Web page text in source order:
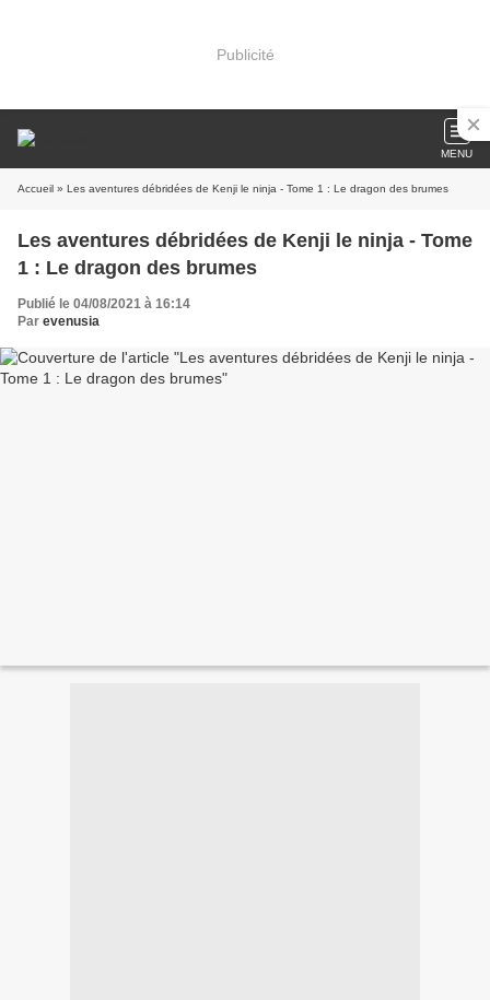
Publicité
MENU
Accueil » Les aventures débridées de Kenji le ninja - Tome 1 : Le dragon des brumes
Les aventures débridées de Kenji le ninja - Tome
1 : Le dragon des brumes
Publié le 04/08/2021 à 16:14
Par evenusia